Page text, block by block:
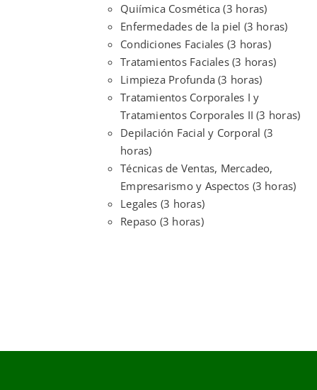
Quiímica Cosmética (3 horas)
Enfermedades de la piel (3 horas)
Condiciones Faciales (3 horas)
Tratamientos Faciales (3 horas)
Limpieza Profunda (3 horas)
Tratamientos Corporales I y
Tratamientos Corporales II (3 horas)
Depilación Facial y Corporal (3
horas)
Técnicas de Ventas, Mercadeo,
Empresarismo y Aspectos (3 horas)
Legales (3 horas)
Repaso (3 horas)